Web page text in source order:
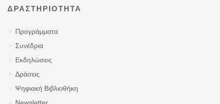
ΔΡΑΣΤΗΡΙΌΤΗΤΑ
Προγράμματα
Συνέδρια
Εκδηλώσεις
Δράσεις
Ψηφιακή Βιβλιοθήκη
Newsletter